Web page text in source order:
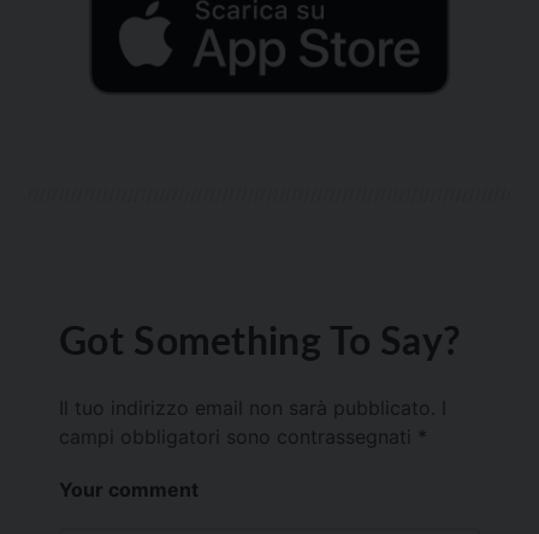
Got Something To Say?
Il tuo indirizzo email non sarà pubblicato.
campi obbligatori sono contrassegnati *
Your comment